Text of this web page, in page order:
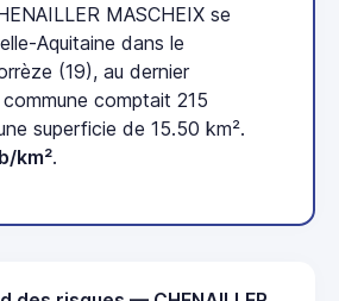
MASCHEIX se
Aquitaine dans le
(19), au dernier
comptait 215
superficie de 15.50 km².
km².